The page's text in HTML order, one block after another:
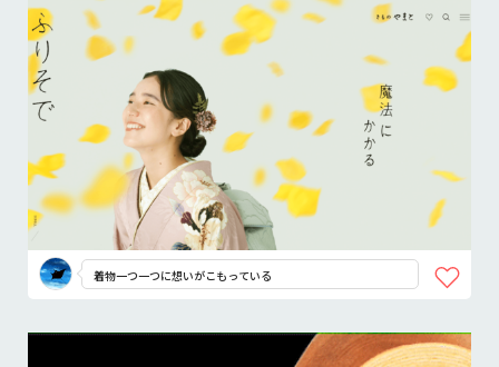
着物一つ一つに想いがこもっている